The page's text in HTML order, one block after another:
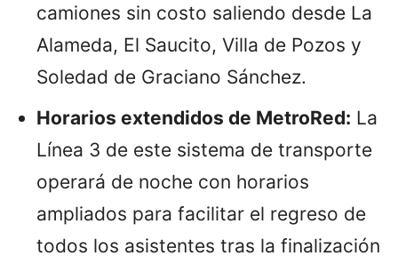
camiones sin costo saliendo desde La
Alameda, El Saucito, Villa de Pozos y
Soledad de Graciano Sánchez.
Horarios extendidos de MetroRed: La
Línea 3 de este sistema de transporte
operará de noche con horarios
ampliados para facilitar el regreso de
todos los asistentes tras la finalización